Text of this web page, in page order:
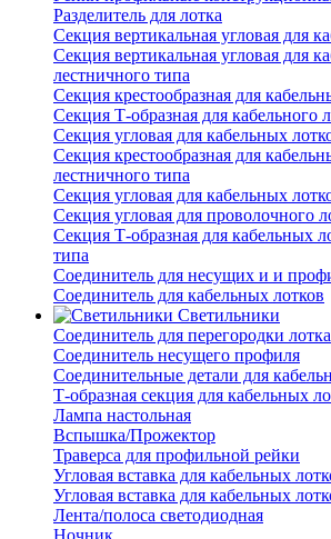
Разделитель для лотка
Секция вертикальная угловая для
Секция вертикальная угловая для
лестничного типа
Секция крестообразная для
Секция Т-образная для кабельного
Секция угловая для кабельных
Секция крестообразная для
лестничного типа
Секция угловая для кабельных
Секция угловая для проволочного
Секция Т-образная для кабельных
типа
Соединитель для несущих и и
Соединитель для кабельных лотков
Светильники
Соединитель для перегородки лотка
Соединитель несущего профиля
Соединительные детали для
Т-образная секция для кабельных
Лампа настольная
Вспышка/Прожектор
Траверса для профильной рейки
Угловая вставка для кабельных
Угловая вставка для кабельных
Лента/полоса светодиодная
Ночник